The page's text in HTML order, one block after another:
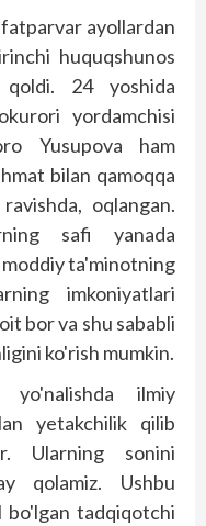
ayollardan
huquqshunos
24 yoshida
yordamchisi
Yusupova ham
bilan qamoqqa
oqlangan.
safi yanada
moddiy ta'minotning
imkoniyatlari
bor va shu sababli
ko'rish mumkin.
yo'nalishda ilmiy
yetakchilik qilib
Ularning sonini
qolamiz. Ushbu
bo'lgan tadqiqotchi